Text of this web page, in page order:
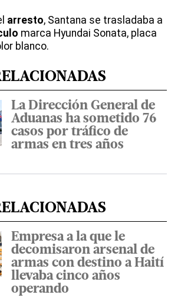
arresto, Santana se trasladaba a
marca Hyundai Sonata, placa
blanco.
La Dirección General de
Aduanas ha sometido 76
casos por tráfico de
armas en tres años
Empresa a la que le
decomisaron arsenal de
armas con destino a Haití
llevaba cinco años
operando